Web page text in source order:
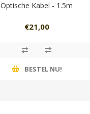
Optische Kabel - 1.5m
€21,00
BESTEL NU!